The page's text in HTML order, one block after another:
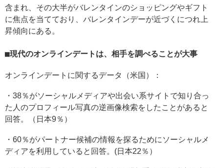
含まれ、その大半がバレンタインのショッピングやギフト
に焦点を当てており、バレンタインデーが近づくにつれ上
昇傾向にある。
現代のオンラインデートは、相手を調べることが大事
オンラインデートに関するデータ（米国）：
・38％がソーシャルメディアや出会い系サイトで知り合っ
た人のプロフィール写真の逆画像検索をしたことがあると
回答。（日本9％）
・60％がパートナー候補の情報を探るためにソーシャルメ
ディアを利用していると回答。(日本22％）